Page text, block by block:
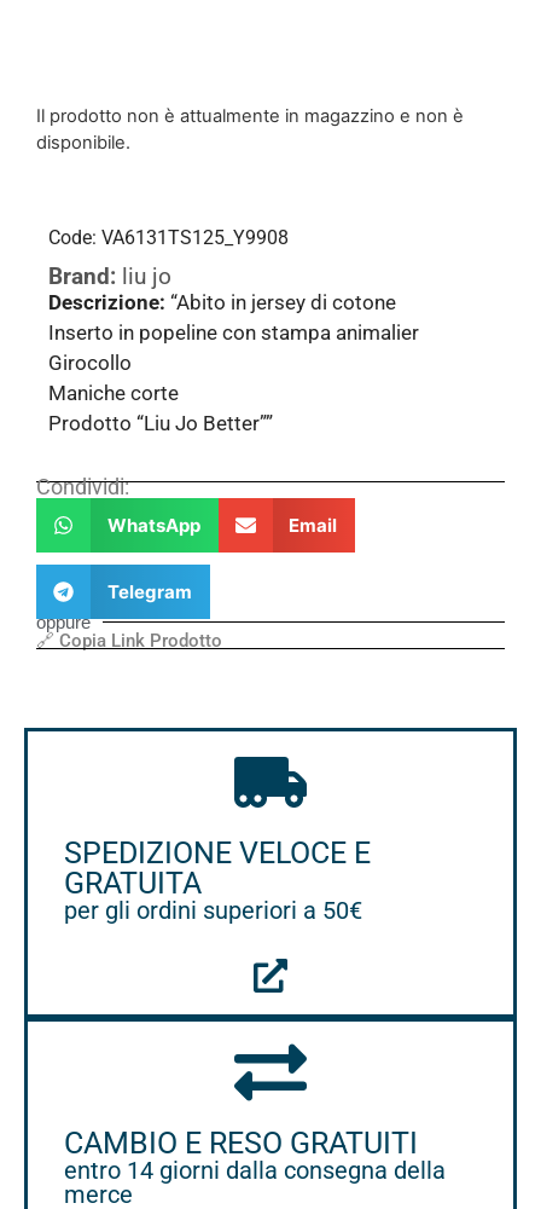
Il prodotto non è attualmente in magazzino e non è
disponibile.
Code: VA6131TS125_Y9908
Brand: liu jo
Descrizione: “Abito in jersey di cotone
Inserto in popeline con stampa animalier
Girocollo
Maniche corte
Prodotto “Liu Jo Better””
Condividi:
WhatsApp Email
Telegram
oppure
🔗 Copia Link Prodotto
SPEDIZIONE VELOCE E
GRATUITA
per gli ordini superiori a 50€
CAMBIO E RESO GRATUITI
entro 14 giorni dalla consegna della
merce